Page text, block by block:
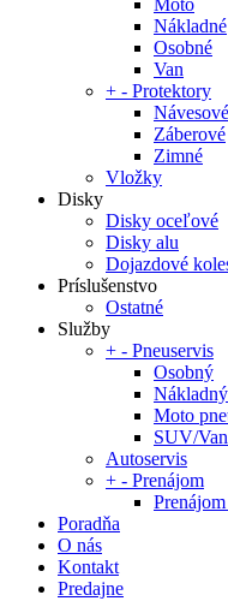
Moto
Nákladné
Osobné
Van
+ - Protektory
Návesové
Záberové
Zimné
Vložky
Disky
Disky oceľové
Disky alu
Dojazdové
Príslušenstvo
Ostatné
Služby
+ - Pneuservis
Osobný
Moto
SUV/
Autoservis
+ - Prenájom
Poradňa
O nás
Kontakt
Predajne